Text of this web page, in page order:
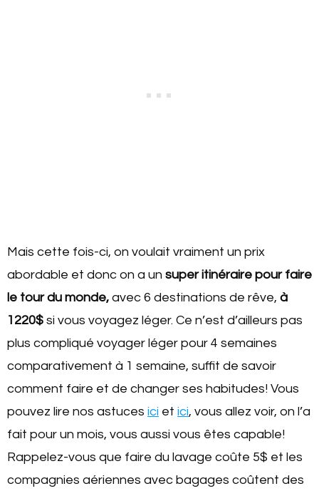
Mais cette fois-ci, on voulait vraiment un prix
abordable et donc on a un super itinéraire pour faire
le tour du monde, avec 6 destinations de rêve, à
1220$ si vous voyagez léger. Ce n’est d’ailleurs pas
plus compliqué voyager léger pour 4 semaines
comparativement à 1 semaine, suffit de savoir
comment faire et de changer ses habitudes! Vous
pouvez lire nos astuces ici et ici, vous allez voir, on l’a
fait pour un mois, vous aussi vous êtes capable!
Rappelez-vous que faire du lavage coûte 5$ et les
compagnies aériennes avec bagages coûtent des